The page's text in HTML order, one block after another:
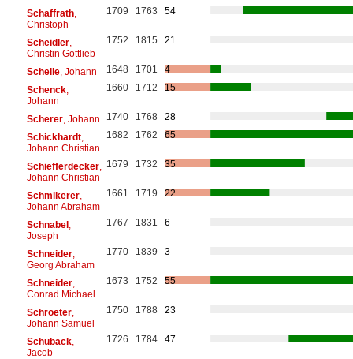
Schaffrath,
Christoph
1709 1763 54
Scheidler,
Christin Gottlieb
1752 1815 21
Schelle, Johann 1648 1701
4
Schenck,
Johann
1660 1712 15
Scherer, Johann 1740 1768
28
Schickhardt,
Johann Christian
1682 1762 65
Schiefferdecker,
Johann Christian
1679 1732 35
Schmikerer,
Johann Abraham
1661 1719 22
Schnabel,
Joseph
1767 1831 6
Schneider,
Georg Abraham
1770 1839 3
Schneider,
Conrad Michael
1673 1752 55
Schroeter,
Johann Samuel
1750 1788 23
Schuback,
Jacob
1726 1784 47